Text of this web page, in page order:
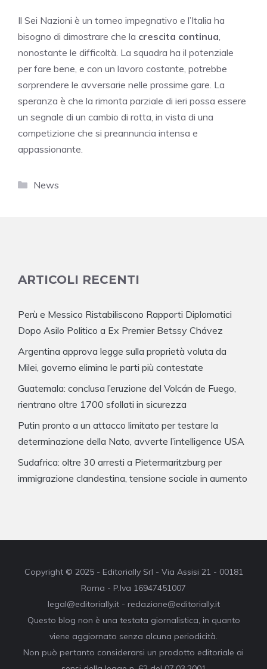
Il Sei Nazioni è un torneo impegnativo e l’Italia ha
bisogno di dimostrare che la crescita continua
nonostante le difficoltà. La squadra ha il potenziale
per fare bene, e con un lavoro costante, potrebbe
sorprendere le avversarie nelle prossime gare. La
speranza è che la rimonta parziale di ieri possa essere
un segnale di un cambio di rotta, in vista di una
competizione che si preannuncia intensa e
appassionante.
Categorie
News
ARTICOLI RECENTI
Perù e Messico Ristabiliscono Rapporti Diplomatici
Dopo Asilo Politico a Ex Premier Betssy Chávez
Argentina approva legge sulla proprietà voluta da
Milei, governo elimina le parti più contestate
Guatemala: conclusa l’eruzione del Volcán de Fuego,
rientrano oltre 1700 sfollati in sicurezza
Putin pronto a un attacco limitato per testare la
determinazione della Nato, avverte l’intelligence USA
Sudafrica: oltre 30 arresti a Pietermaritzburg per
immigrazione clandestina, tensione sociale in aumento
Copyright © 2025 - Editorially Srl - Via Assisi 21 - 00181
Roma - P.Iva 16947451007
legal@editorially.it - redazione@editorially.it
Questo blog non è una testata giornalistica, in quanto
viene aggiornato senza alcuna periodicità.
Non può pertanto considerarsi un prodotto editoriale ai